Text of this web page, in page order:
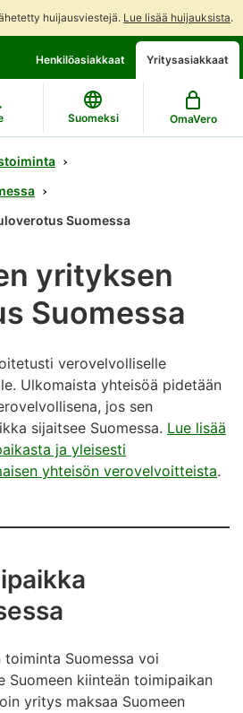
huijausviestejä. Lue lisää huijauksista.
suoraan
sisältöön
koko
sivuston
hakuun
Henkilöasiakkaat Yritysasiakkaat
Suomeksi OmaVero
Suomessa
yrityksen
Suomessa
verovelvolliselle
Ulkomaista yhteisöä pidetään
jos sen
sijaitsee Suomessa. Lue lisää
ja yleisesti
yhteisön verovelvoitteista.
Suomessa voi
Suomeen kiinteän toimipaikan
yritys maksaa Suomeen